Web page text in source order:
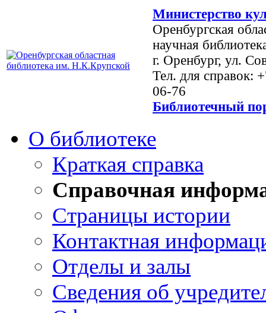
Министерство
Оренбургская
научная
г. Оренбург, ул.
Тел. для справок:
06-76
Библиотечный
О библиотеке
Краткая справка
Справочная
Страницы истории
Контактная
Отделы и залы
Сведения об